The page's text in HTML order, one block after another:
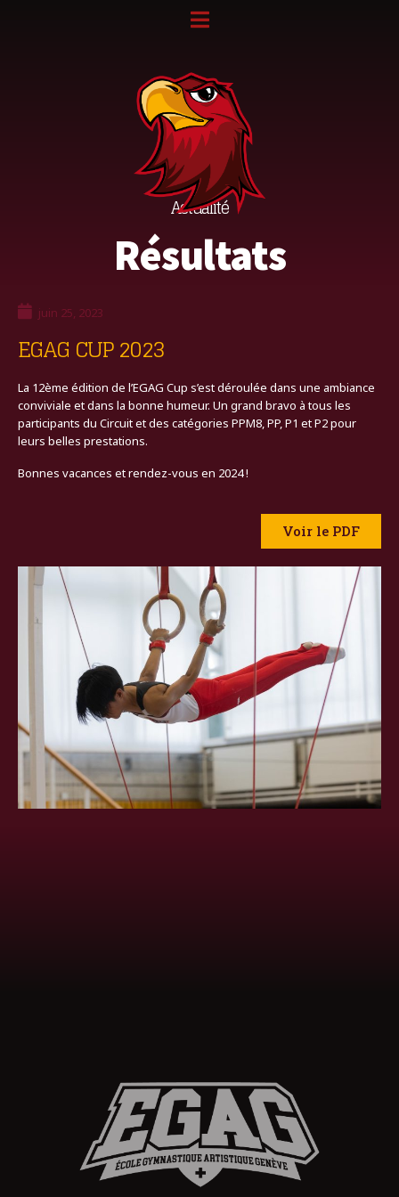
Actualité
Résultats
juin 25, 2023
EGAG CUP 2023
La 12ème édition de l’EGAG Cup s’est déroulée dans une ambiance
conviviale et dans la bonne humeur. Un grand bravo à tous les
participants du Circuit et des catégories PPM8, PP, P1 et P2 pour
leurs belles prestations.
Bonnes vacances et rendez-vous en 2024 !
Voir le PDF